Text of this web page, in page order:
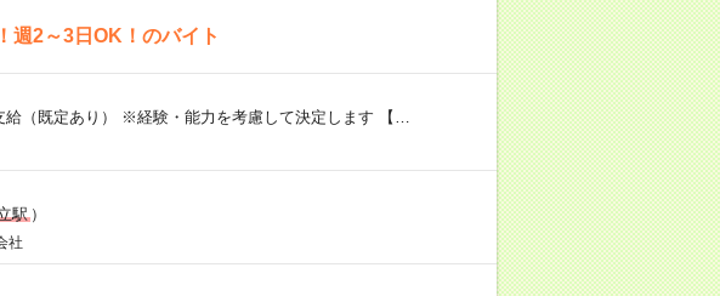
週2～3日OK！のバイト
（既定あり） ※経験・能力を考慮して決定します 【…
駅）
社